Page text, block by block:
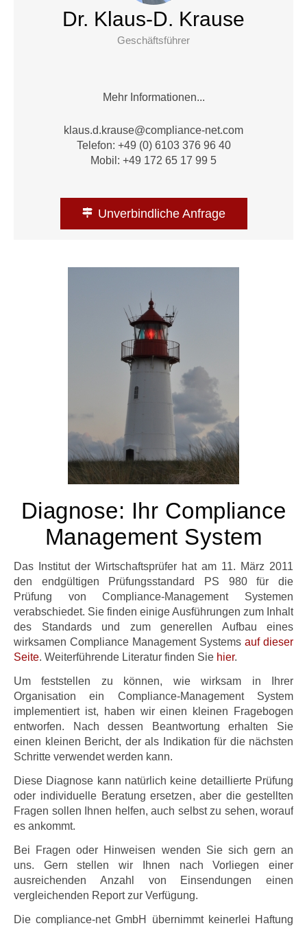
Dr. Klaus-D. Krause
Geschäftsführer
Mehr Informationen...
moc.t
en-ec
nailp
moc@e
suark
.d.su
alk
Telefon: +49 (0) 6103 376 96 40
Mobil: +49 172 65 17 99 5
Unverbindliche Anfrage
Diagnose: Ihr Compliance
Management System
Das Institut der Wirtschaftsprüfer hat am 11. März 2011
den endgültigen Prüfungsstandard PS 980 für die
Prüfung von Compliance-Management Systemen
verabschiedet. Sie finden einige Ausführungen zum Inhalt
des Standards und zum generellen Aufbau eines
wirksamen Compliance Management Systems auf dieser
Seite. Weiterführende Literatur finden Sie hier.
Um feststellen zu können, wie wirksam in Ihrer
Organisation ein Compliance-Management System
implementiert ist, haben wir einen kleinen Fragebogen
entworfen. Nach dessen Beantwortung erhalten Sie
einen kleinen Bericht, der als Indikation für die nächsten
Schritte verwendet werden kann.
Diese Diagnose kann natürlich keine detaillierte Prüfung
oder individuelle Beratung ersetzen, aber die gestellten
Fragen sollen Ihnen helfen, auch selbst zu sehen, worauf
es ankommt.
Bei Fragen oder Hinweisen wenden Sie sich gern an
uns. Gern stellen wir Ihnen nach Vorliegen einer
ausreichenden Anzahl von Einsendungen einen
vergleichenden Report zur Verfügung.
Die compliance-net GmbH übernimmt keinerlei Haftung